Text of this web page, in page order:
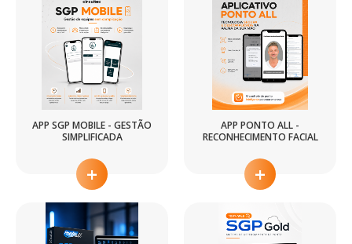
APP SGP MOBILE - GESTÃO
SIMPLIFICADA
+
APP PONTO ALL -
RECONHECIMENTO FACIAL
+